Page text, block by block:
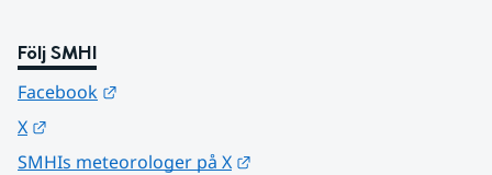
Följ SMHI
Facebook
X
SMHIs meteorologer på X